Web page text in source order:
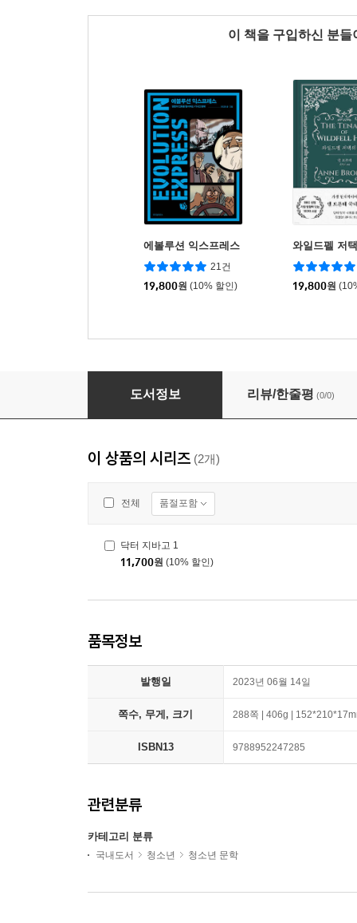
이 책을 구입하신 분
에볼루션 익스프레스
21건
19,800원 (10% 할인)
와일드펠 저
19,800원
닥터 지바고 1
도서정보 리뷰/한줄평 (0/0)
이 상품의 시리즈 (2개)
전체 품절포함
닥터 지바고 1
11,700원 (10% 할인)
품목정보
발행일 2023년 06월 14일
쪽수, 무게, 크기 288쪽 | 406g |
ISBN13 9788952247285
관련분류
카테고리 분류
국내도서 청소년 청소년 문학